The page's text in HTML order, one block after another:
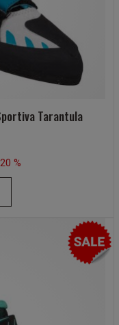
Tarantula
%